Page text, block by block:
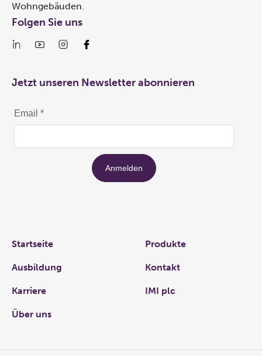
Wohngebäuden.
Links
Startseite Produkte
Ausbildung Kontakt
Karriere IMI plc
Über uns
Folgen Sie uns
Jetzt unseren Newsletter abonnieren